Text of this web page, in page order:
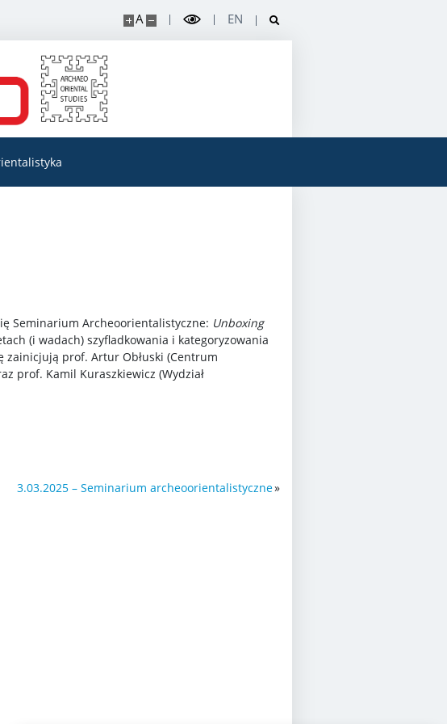
A EN
Seminarium Archeoorientalistyczne: Unboxing
(i wadach) szyfladkowania i kategoryzowania
zainicjują prof. Artur Obłuski (Centrum
prof. Kamil Kuraszkiewicz (Wydział
3.03.2025 – Seminarium archeoorientalistyczne»